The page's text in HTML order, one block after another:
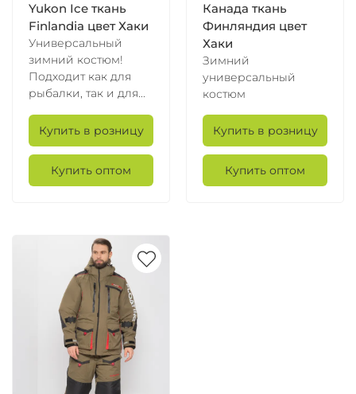
Yukon Ice ткань
Finlandia цвет Хаки
Универсальный
зимний костюм!
Подходит как для
рыбалки, так и для...
Купить в розницу
Купить оптом
Канада ткань
Финляндия цвет
Хаки
Зимний
универсальный
костюм
Купить в розницу
Купить оптом